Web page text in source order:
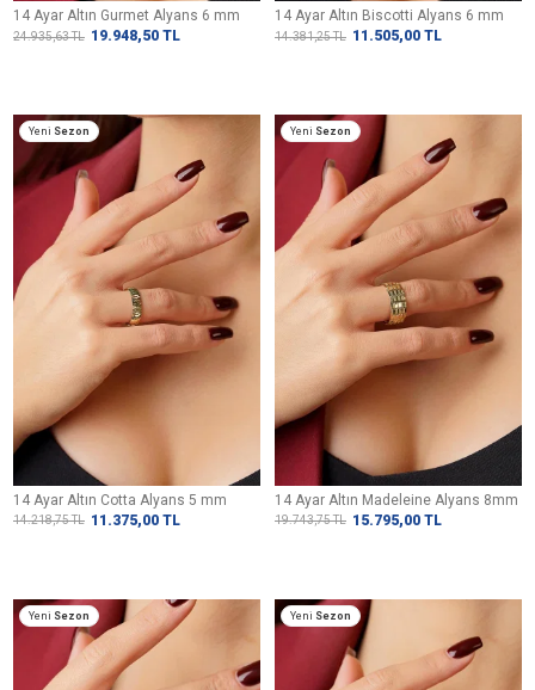
14 Ayar Altın Gurmet Alyans 6 mm
24.935,63TL 19.948,50 TL
14 Ayar Altın Biscotti Alyans 6 mm
14.381,25TL 11.505,00 TL
Yeni Sezon
14 Ayar Altın Cotta Alyans 5 mm
14.218,75TL 11.375,00 TL
Yeni Sezon
14 Ayar Altın Madeleine Alyans 8mm
19.743,75TL 15.795,00 TL
Yeni Sezon Yeni Sezon